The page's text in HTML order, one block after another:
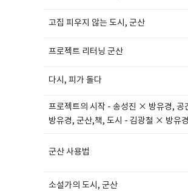
기사문의
Contact
고집 피우지 않는 도시, 군산
프로젝트 리터닝 군산
다시, 피가 돌다
프로젝트의 시작 - 송성진 × 방유경,
방유경, 군산,책, 도시 - 김광철 × 방유경
군산 사용법
소설가의 도시, 군산